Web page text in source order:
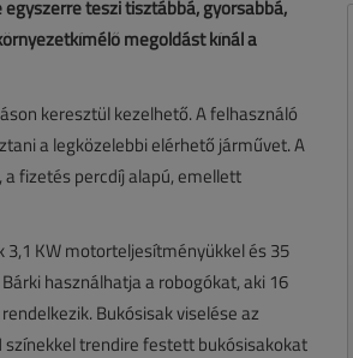
teszi tisztábbá, gyorsabbá,
megoldást kínál a
keresztül kezelhető. A felhasználó
a legközelebbi elérhető járművet. A
fizetés percdíj alapú, emellett
KW motorteljesítményükkel és 35
használhatja a robogókat, aki 16
Bukósisak viselése az
színekkel trendire festett bukósisakokat